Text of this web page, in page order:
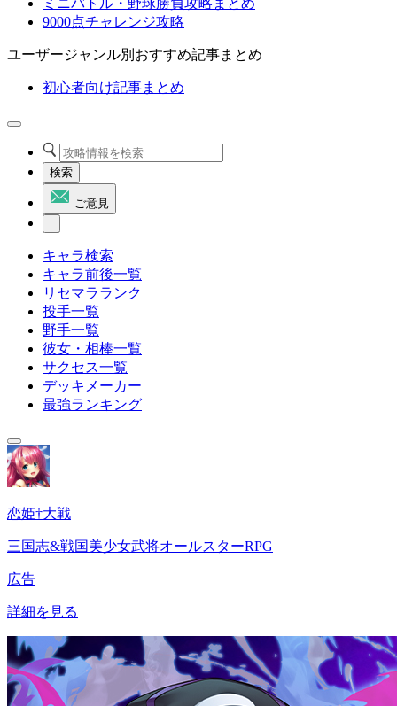
ミニバトル・野球勝負攻略まとめ
9000点チャレンジ攻略
ユーザージャンル別おすすめ記事まとめ
初心者向け記事まとめ
検索
ご意見
キャラ検索
キャラ前後一覧
リセマラランク
投手一覧
野手一覧
彼女・相棒一覧
サクセス一覧
デッキメーカー
最強ランキング
恋姫†大戦
三国志&戦国美少女武将オールスターRPG
広告
詳細を見る